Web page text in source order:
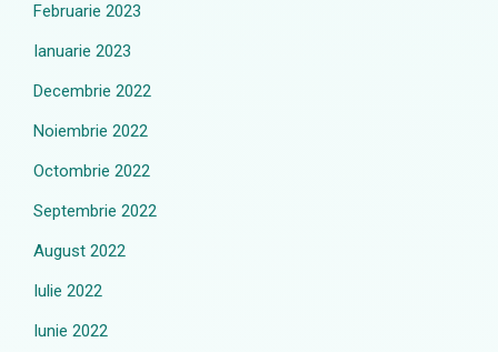
Februarie 2023
Ianuarie 2023
Decembrie 2022
Noiembrie 2022
Octombrie 2022
Septembrie 2022
August 2022
Iulie 2022
Iunie 2022